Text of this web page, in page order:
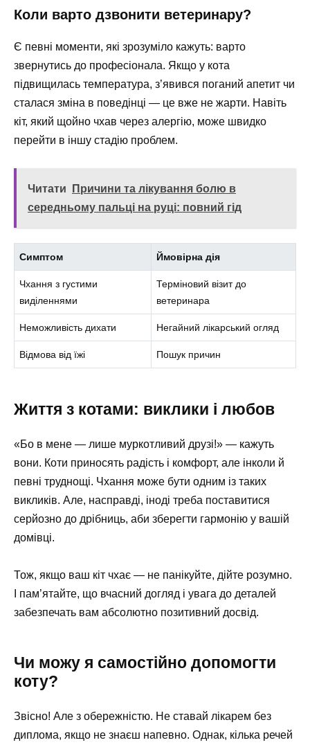
Коли варто дзвонити ветеринару?
Є певні моменти, які зрозуміло кажуть: варто
звернутись до професіонала. Якщо у кота
підвищилась температура, з’явився поганий апетит чи
сталася зміна в поведінці — це вже не жарти. Навіть
кіт, який щойно чхав через алергію, може швидко
перейти в іншу стадію проблем.
Читати
Причини та лікування болю в
середньому пальці на руці: повний гід
Симптом Ймовірна дія
Чхання з густими
виділеннями
Терміновий візит до
ветеринара
Неможливість дихати Негайний лікарський огляд
Відмова від їжі Пошук причин
Життя з котами: виклики і любов
«Бо в мене — лише муркотливий друзі!» — кажуть
вони. Коти приносять радість і комфорт, але інколи й
певні труднощі. Чхання може бути одним із таких
викликів. Але, насправді, іноді треба поставитися
серйозно до дрібниць, аби зберегти гармонію у вашій
домівці.
Тож, якщо ваш кіт чхає — не панікуйте, дійте розумно.
І пам’ятайте, що вчасний догляд і увага до деталей
забезпечать вам абсолютно позитивний досвід.
Чи можу я самостійно допомогти
коту?
Звісно! Але з обережністю. Не ставай лікарем без
диплома, якщо не знаєш напевно. Однак, кілька речей